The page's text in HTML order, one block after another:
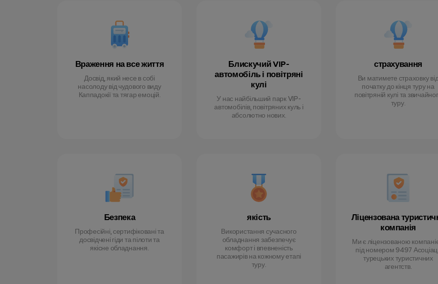
Враження на все життя
Досвід, який несе в собі
насолоду від чудового виду
Каппадокії та тягар емоцій.
Блискучий VIP-
автомобіль і повітряні
кулі
У нас найбільший парк VIP-
автомобілів, повітряних куль і
абсолютно нових.
страхування
Ви матимете страховку
початку до кінця туру на
повітряній кулі та
туру.
Безпека
Професійні, сертифіковані та
досвідчені гіди та пілоти та
якісне обладнання.
якість
Використання сучасного
обладнання забезпечує
комфорт і впевненість
пасажирів на кожному етапі
туру.
Ліцензована
компанія
Ми є ліцензованою
під номером 9497
турецьких туристичних
агентств.